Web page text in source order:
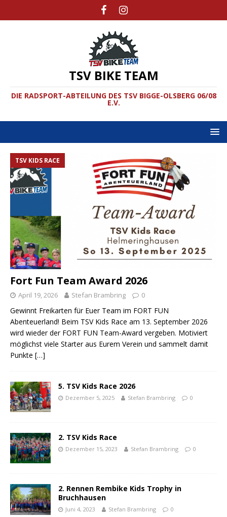
TSV BIKE TEAM
DIE RADSPORT-ABTEILUNG DES TSV BIGGE-OLSBERG 06/08
E.V.
TSV KIDS RACE
Fort Fun Team Award 2026
April 19, 2026 Stefan Brambring 0
Gewinnt Freikarten für Euer Team im FORT FUN
Abenteuerland! Beim TSV Kids Race am 13. September 2026
wird wieder der FORT FUN Team-Award vergeben. Motiviert
möglichst viele Starter aus Eurem Verein und sammelt damit
Punkte […]
5. TSV Kids Race 2026
Dezember 5, 2025 Stefan Brambring 0
2. TSV Kids Race
Dezember 15, 2023 Stefan Brambring 0
2. Rennen Rembike Kids Trophy in
Bruchhausen
Juni 4, 2023 Stefan Brambring 0